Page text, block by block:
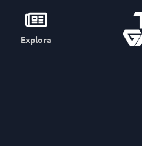
Explora